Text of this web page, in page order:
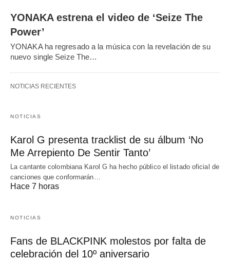
YONAKA estrena el video de ‘Seize The
Power’
YONAKA ha regresado a la música con la revelación de su
nuevo single Seize The…
NOTICIAS RECIENTES
NOTICIAS
Karol G presenta tracklist de su álbum ‘No
Me Arrepiento De Sentir Tanto’
La cantante colombiana Karol G ha hecho público el listado oficial de
canciones que conformarán…
Hace 7 horas
NOTICIAS
Fans de BLACKPINK molestos por falta de
celebración del 10º aniversario